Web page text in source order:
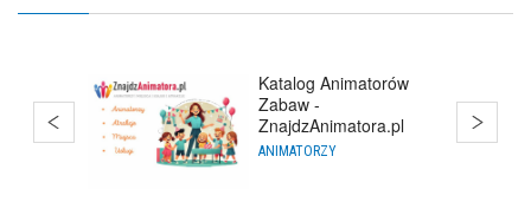
Hurtownia Balonów
HURTOWNIE